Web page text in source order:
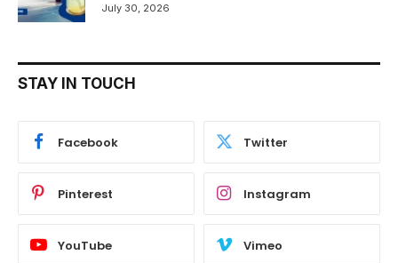
July 30, 2026
STAY IN TOUCH
Facebook Twitter
Pinterest Instagram
YouTube Vimeo